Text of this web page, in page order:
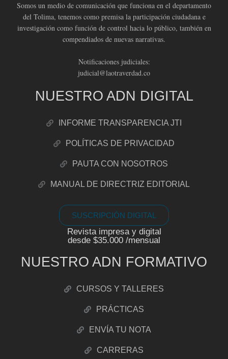
Somos un medio de comunicación que funciona en el departamento
del Tolima, tenemos como premisa la participación ciudadana e
investigación como función de control hacia lo público, también en
compendiados de nuevas narrativas.
Notificaciones judiciales:
judicial@laotraverdad.co
NUESTRO ADN DIGITAL
INFORME TRANSPARENCIA JTI
POLÍTICAS DE PRIVACIDAD
PAUTA CON NOSOTROS
MANUAL DE DIRECTRIZ EDITORIAL
SUSCRIPCIÓN DIGITAL
Revista impresa y digital
desde $35.000 /mensual
NUESTRO ADN FORMATIVO
CURSOS Y TALLERES
PRÁCTICAS
ENVÍA TU NOTA
CARRERAS